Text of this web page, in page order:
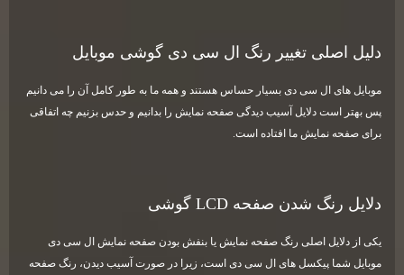
دلیل اصلی تغییر رنگ ال سی دی گوشی موبایل
موبایل های ال سی دی بسیار حساس هستند و همه ما به طور کامل آن را می دانیم
پس بهتر است دلایل آسیب دیدگی صفحه نمایش را بدانیم و حدس بزنیم چه اتفاقی
برای صفحه نمایش ما افتاده است.
دلایل رنگ شدن صفحهLCDگوشی
یکی از دلایل اصلی رنگ صفحه نمایش یا بنفش بودن صفحه نمایش ال سی دی
موبایل شما پیکسل های ال سی دی است، زیرا در صورت آسیب دیدن، رنگ صفحه